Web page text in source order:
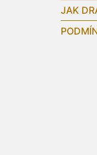
JAK